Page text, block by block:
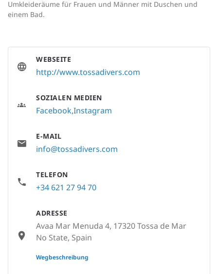
Umkleideräume für Frauen und Männer mit Duschen und
einem Bad.
WEBSEITE
http://www.tossadivers.com
SOZIALEN MEDIEN
FacebookInstagram
E-MAIL
info@tossadivers.com
TELEFON
+34 621 27 94 70
ADRESSE
Avaa Mar Menuda 4, 17320 Tossa de Mar
No State, Spain
None
Wegbeschreibung